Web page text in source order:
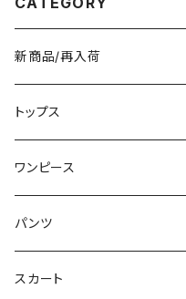
新商品/再入荷
トップス
Tシャツ/カットソー
タンクトップ/キャミソール
シャツ/ブラウス
ワンピース
ミニ/ショート
ミディアム/ミモレ
パンツ
ショート丈
スカート